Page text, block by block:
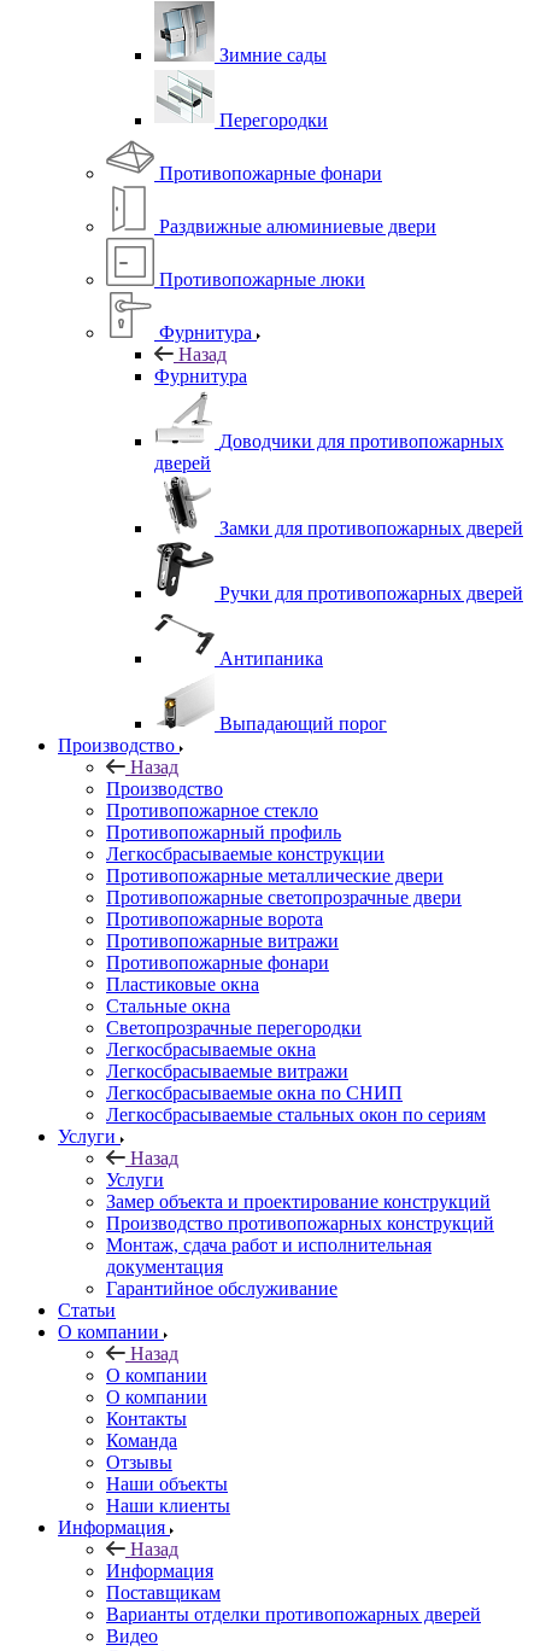
Зимние сады
Перегородки
Противопожарные фонари
Раздвижные алюминиевые двери
Противопожарные люки
Фурнитура
Назад
Фурнитура
Доводчики для противопожарных
дверей
Замки для противопожарных дверей
Ручки для противопожарных дверей
Антипаника
Выпадающий порог
Производство
Назад
Производство
Противопожарное стекло
Противопожарный профиль
Легкосбрасываемые конструкции
Противопожарные металлические двери
Противопожарные светопрозрачные двери
Противопожарные ворота
Противопожарные витражи
Противопожарные фонари
Пластиковые окна
Стальные окна
Светопрозрачные перегородки
Легкосбрасываемые окна
Легкосбрасываемые витражи
Легкосбрасываемые окна по СНИП
Легкосбрасываемые стальных окон по сериям
Услуги
Назад
Услуги
Замер объекта и проектирование конструкций
Производство противопожарных конструкций
Монтаж, сдача работ и исполнительная
документация
Гарантийное обслуживание
Статьи
О компании
Назад
О компании
О компании
Контакты
Команда
Отзывы
Наши объекты
Наши клиенты
Информация
Назад
Информация
Поставщикам
Варианты отделки противопожарных дверей
Видео